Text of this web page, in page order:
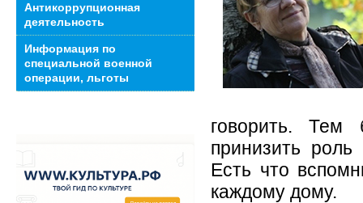
говорить. Тем
принизить
Есть что
каждому дому.
Антикоррупционная
деятельность
Информация по
специальной военной
операции, льготы